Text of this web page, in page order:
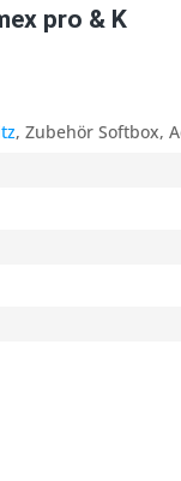
pro & K
, Zubehör Softbox,